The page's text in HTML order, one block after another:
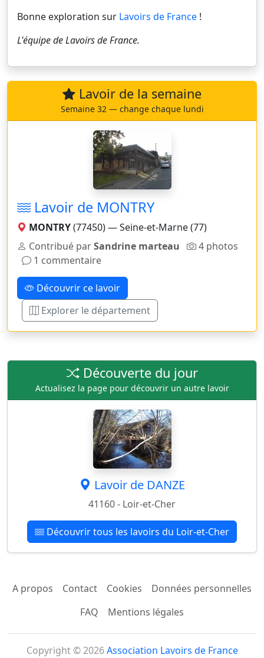
Bonne exploration sur Lavoirs de France !
L'équipe deLavoirs de France.
Lavoir de la semaine
Semaine 32 — change chaque lundi
Lavoir de MONTRY
MONTRY(77450) — Seine-et-Marne (77)
Contribué parSandrine marteau
4 photos
1 commentaire
Découvrir ce lavoir
Explorer le département
Découverte du jour
Actualisez la page pour découvrir un autre lavoir
Lavoir de DANZE
41160 - Loir-et-Cher
Découvrir tous les lavoirs du Loir-et-Cher
A propos Contact Cookies
Données personnelles
FAQ
Mentions légales
Copyright © 2026Association Lavoirs de France